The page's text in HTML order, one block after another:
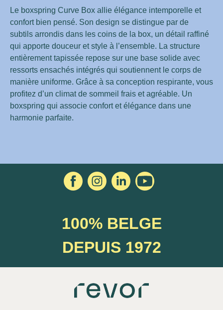
Le boxspring Curve Box allie élégance intemporelle et
confort bien pensé. Son design se distingue par de
subtils arrondis dans les coins de la box, un détail raffiné
qui apporte douceur et style à l’ensemble. La structure
entièrement tapissée repose sur une base solide avec
ressorts ensachés intégrés qui soutiennent le corps de
manière uniforme. Grâce à sa conception respirante, vous
profitez d’un climat de sommeil frais et agréable. Un
boxspring qui associe confort et élégance dans une
harmonie parfaite.
100% BELGE
DEPUIS 1972